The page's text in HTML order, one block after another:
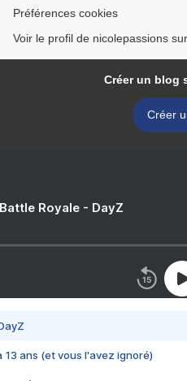
Préférences cookies
Voir le profil de nicolepassions
Créer un blog
Créer
Royale - DayZ
13 ans (et vous l'avez ignoré)